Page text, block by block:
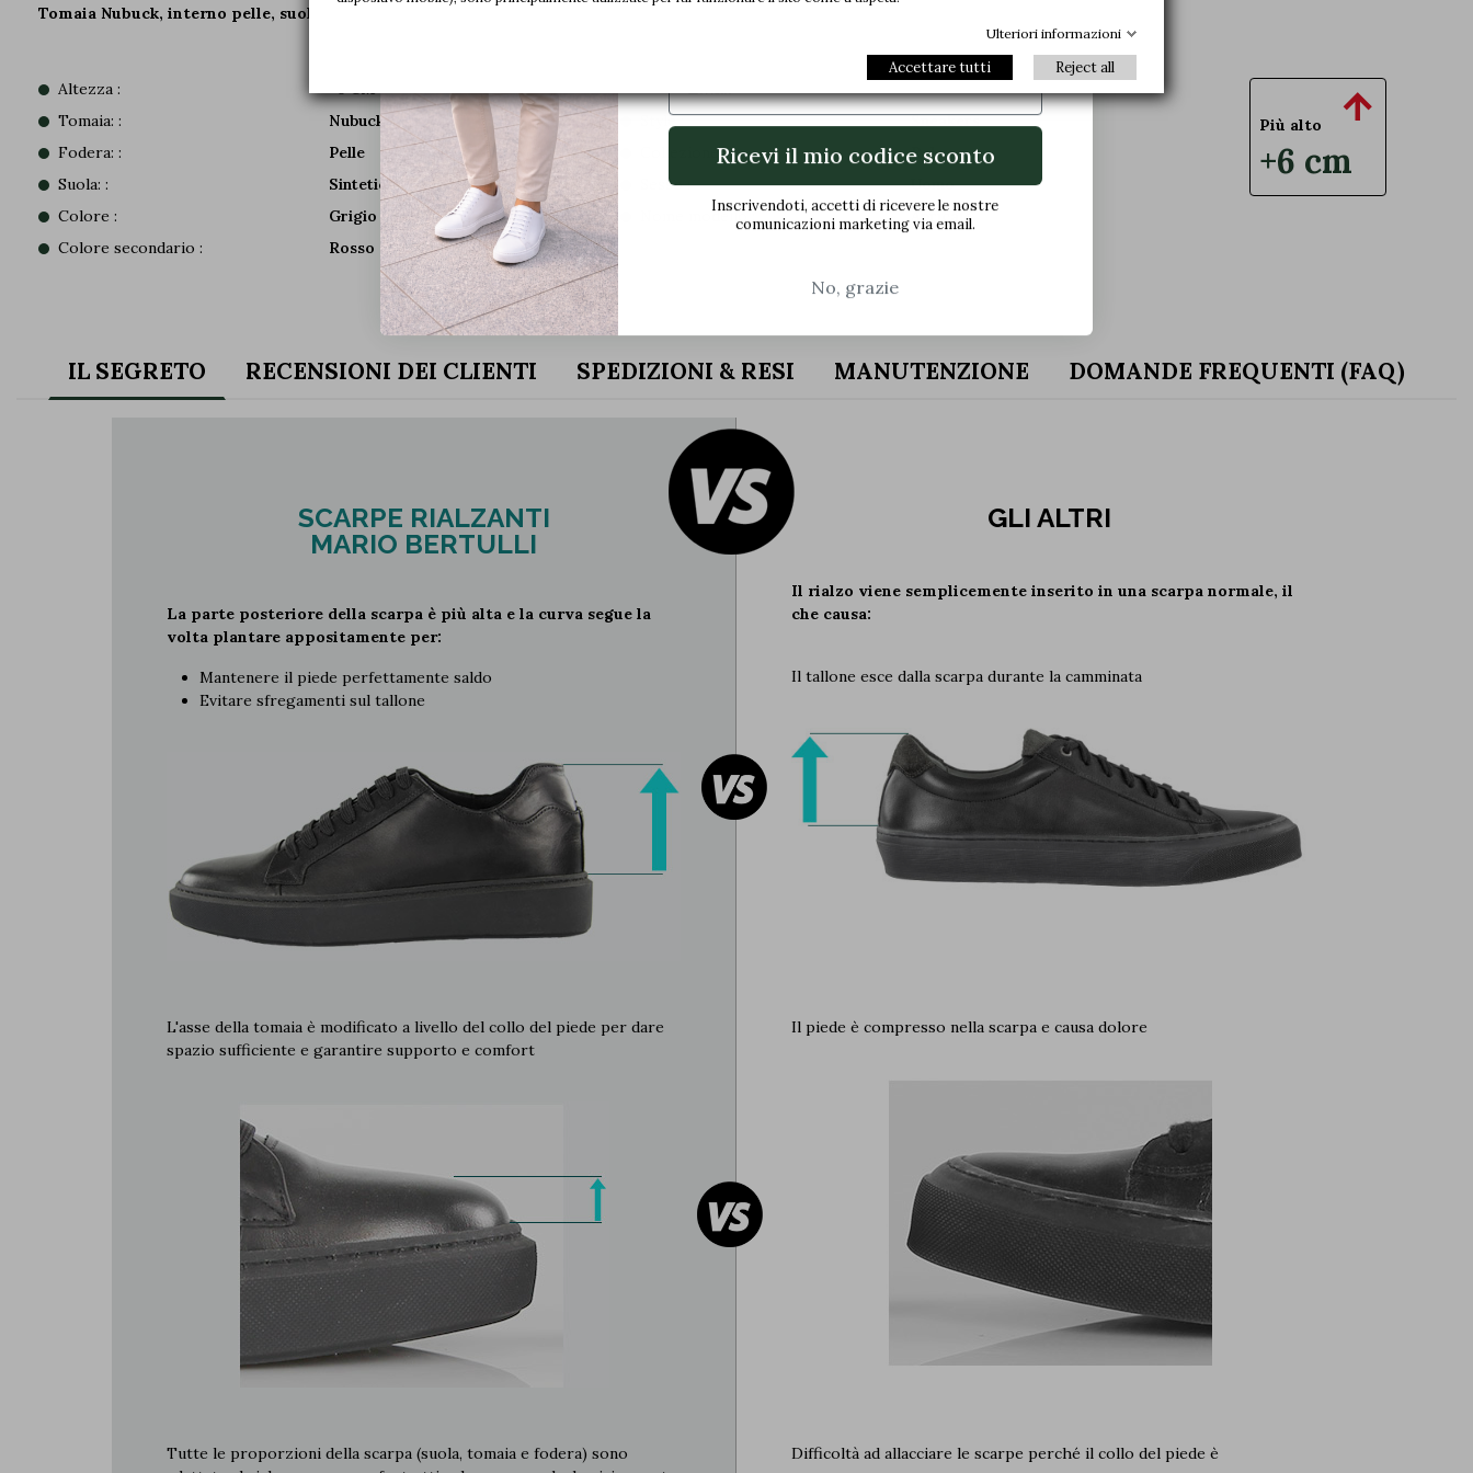
Tomaia Nubuck, interno pelle, suola sintetica.
Altezza :
+6 CM
Tomaia: :
Nubuck
Fodera: :
Pelle
Suola: :
Sintetica
Colore :
Grigio scuro
Colore secondario :
Rosso
Materia :
Nubuck
Style :
Sneakers
Collezione :
Relax
Sesso :
Uomo
Nome modello :
Apricale
Più alto
+6 cm

IL SEGRETO RECENSIONI DEI CLIENTI SPEDIZIONI & RESI MANUTENZIONE DOMANDE FREQUENTI (FAQ)
SCARPE RIALZANTI
MARIO BERTULLI
La parte posteriore della scarpa è più alta e la curva segue la
volta plantare appositamente per:
Mantenere il piede perfettamente saldo
Evitare sfregamenti sul tallone
GLI ALTRI
Il rialzo viene semplicemente inserito in una scarpa normale, il
che causa:
Il tallone esce dalla scarpa durante la camminata
L'asse della tomaia è modificato a livello del collo del piede per dare
spazio sufficiente e garantire supporto e comfort
Il piede è compresso nella scarpa e causa dolore
Tutte le proporzioni della scarpa (suola, tomaia e fodera) sono
Difficoltà ad allacciare le scarpe perché il collo del piede è
Ulteriori informazioni
Accettare tutti Reject all
Ricevi il mio codice sconto
Inscrivendoti, accetti di ricevere le nostre
comunicazioni marketing via email.
No, grazie